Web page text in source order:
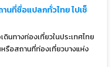
นที่ชื่อแปลกทั่วไทย ไปเช็
ดินทางท่องเที่ยวในประเทศไทย
รือสถานที่ท่องเที่ยวบางแห่ง